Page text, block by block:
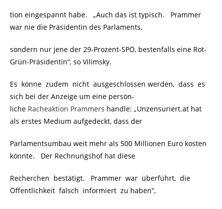
tion eingespannt habe. „Auch das ist typisch. Prammer
war nie die Präsidentin des Parlaments,
sondern nur jene der 29-Prozent-SPÖ, bestenfalls eine Rot-
Grün-Präsidentin“, so Vilimsky.
Es könne zudem nicht ausgeschlossen werden, dass es
sich bei der Anzeige um eine persön-
liche Racheaktion Prammers handle: „Unzensuriert.at hat
als erstes Medium aufgedeckt, dass der
Parlamentsumbau weit mehr als 500 Millionen Euro kosten
könnte. Der Rechnungshof hat diese
Recherchen bestätigt. Prammer war überführt, die
Öffentlichkeit falsch informiert zu haben“,